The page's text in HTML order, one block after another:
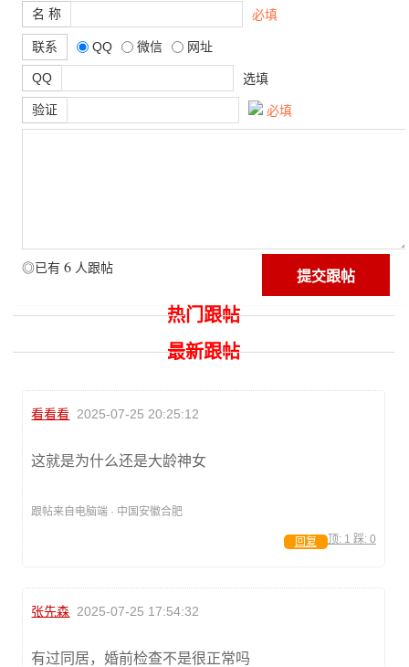
名 称 必填
联系 QQ 微信 网址
QQ 选填
验证 必填
◎已有 6 人跟帖
热门跟帖
最新跟帖
看看看 2025-07-25 20:25:12
这就是为什么还是大龄神女
跟帖来自电脑端 · 中国安徽合肥
顶: 1 踩: 0
回复
张先森 2025-07-25 17:54:32
有过同居，婚前检查不是很正常吗